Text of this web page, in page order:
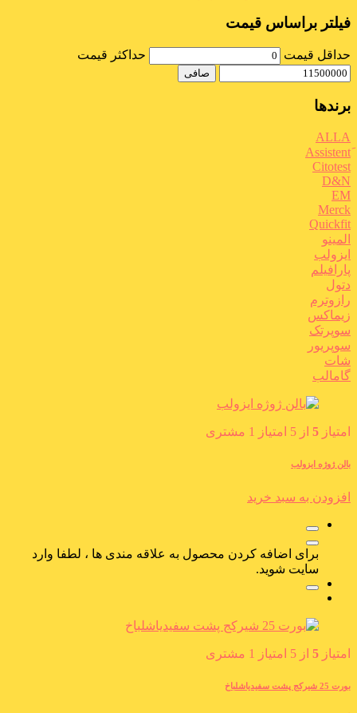
فیلتر براساس قیمت
حداقل قیمت حداكثر قيمت
صافی
برندها
ALLA
Citotest
D&N
EM
Merck
Quickfit
المینو
ایزولب
پارافیلم
دتول
رازوترم
زیماکس
سوپرتک
سوپریور
شات
گامالب
امتیاز 5 از 5 امتیاز 1 مشتری
بالن ژوژه ایزولب
افزودن به سبد خرید
برای اضافه کردن محصول به علاقه مندی ها ، لطفا وارد
سایت شوید.
امتیاز 5 از 5 امتیاز 1 مشتری
بورت 25 شیرکج پشت سفیدیاشلباخ